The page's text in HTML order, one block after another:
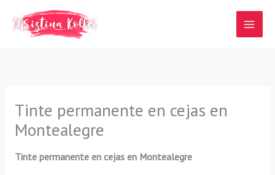
contenido
Tinte permanente en cejas en
Montealegre
Tinte permanente en cejas en Montealegre